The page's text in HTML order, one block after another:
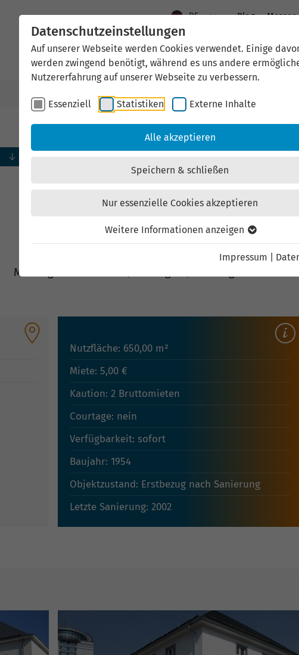
Datenschutzeinstellungen
Auf unserer Webseite werden Cookies verwendet. Einige
werden zwingend benötigt, während es uns andere
Nutzererfahrung auf unserer Webseite zu verbessern.
Essenziell Statistiken Externe Inhalte
Alle akzeptieren
Speichern & schließen
Nur essenzielle Cookies akzeptieren
Weitere Informationen anzeigen
Impressum
DE Blog Messen
Aktuelles Standort Thüringen
Immobilien Immobilienangebote Mieten Gewerbe
Friedrich-König-Straße
Mietangebot Gewerbe | Sonstiges | zuletzt geändert am:
Nutzfläche: 650,00 m²
Miete: 5,00 €
Kaution: 2 Bruttomieten
Courtage: nein
Verfügbarkeit: sofort
Baujahr: 1954
Objektzustand: Erstbezug nach Sanierung
Letzte Sanierung: 2002